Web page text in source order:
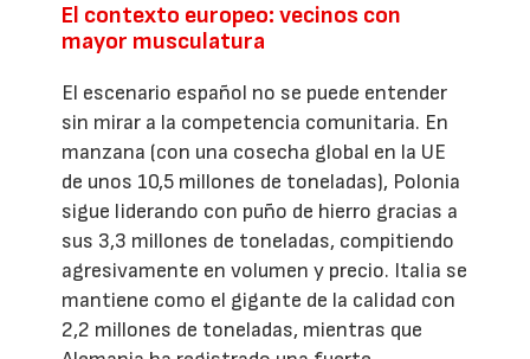
El contexto europeo: vecinos con
mayor musculatura
El escenario español no se puede entender
sin mirar a la competencia comunitaria. En
manzana (con una cosecha global en la UE
de unos 10,5 millones de toneladas), Polonia
sigue liderando con puño de hierro gracias a
sus 3,3 millones de toneladas, compitiendo
agresivamente en volumen y precio. Italia se
mantiene como el gigante de la calidad con
2,2 millones de toneladas, mientras que